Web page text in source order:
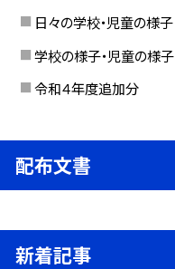
日々の学校・児童の様子
学校の様子・児童の様子
令和４年度追加分
配布文書
新着記事